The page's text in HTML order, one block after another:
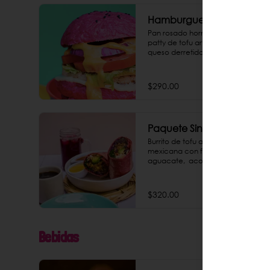
Hamburguesa Rosa
Pan rosado horneado en casa,
patty de tofu artesanal asado,
queso derretido y mayo tofu
$290.00
Paquete Single Burrito
Burrito de tofu artesanal a la
mexicana con frijol orgánico y
aguacate,  acompañado con
olla. ¡Todo un paquete rico y
saludable, que le puedes dar un
$320.00
Bebidas